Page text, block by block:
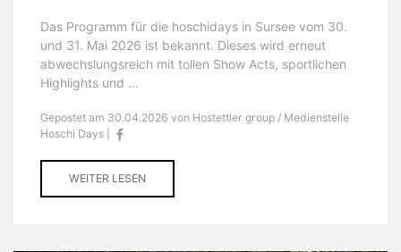
Das Programm für die hoschidays in Sursee vom 30.
und 31. Mai 2026 ist bekannt. Dieses wird erneut
abwechslungsreich mit tollen Show Acts, sportlichen
Highlights und ...
Gepostet am 30.04.2026 von Hostettler group / Medienstelle
Hoschi Days |
WEITER LESEN